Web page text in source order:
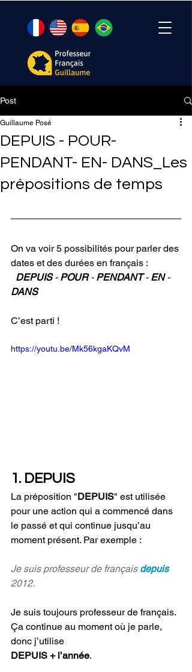
Post
DEPUIS - POUR-
PENDANT- EN- DANS_Les
prépositions de temps
Guillaume Posé
On va voir 5 possibilités pour parler des
dates et des durées en français :
  DEPUIS
- POUR - PENDANT - EN -
DANS
C’est parti !
https://youtu.be/Mk56kgaKQvM
1. DEPUIS
La préposition "DEPUIS" est utilisée
pour une action qui a commencé dans
le passé et qui continue jusqu’au
moment présent. Par exemple :
Je suis professeur de français depuis
2012.
Je suis toujours professeur de français.
Ça continue au moment où je parle,
donc j’utilise
DEPUIS + l’année.